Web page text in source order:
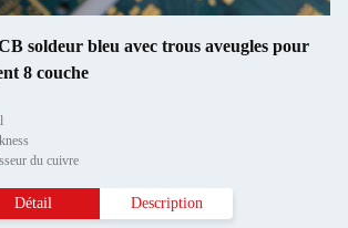
soldeur bleu avec trous aveugles pour
8 couche
du cuivre
Détail Description